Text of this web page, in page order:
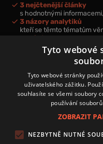
3 nejčtenější články
s hodnotnými informacemi,
3 názory analytiků
kteří se těmto tématům
nová videa a podcasty
k prohloubení vašich
Přihlášením k newsletteru
zpracování osobních údajů.
Zásady používání souborů cookies
Tyto webové
Tyto webové stránky
uživatelského zážitku.
souhlasíte se všemi soubory
používání
ZOBRAZIT
NEZBYTNĚ NUTNÉ